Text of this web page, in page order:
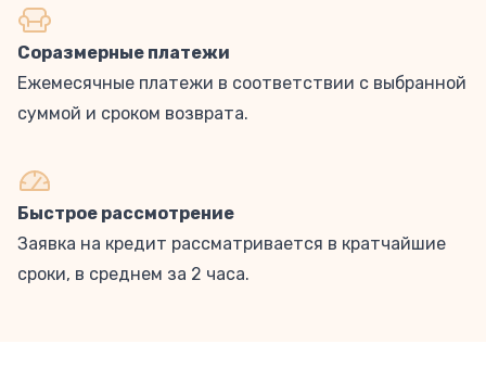
Соразмерные платежи
Ежемесячные платежи в соответствии с выбранной
суммой и сроком возврата.
Быстрое рассмотрение
Заявка на кредит рассматривается в кратчайшие
сроки, в среднем за 2 часа.